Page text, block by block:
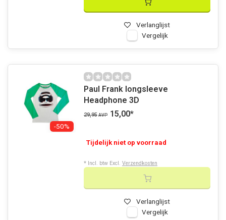
Verlanglijst
Vergelijk
-50%
Paul Frank longsleeve
Headphone 3D
29,95 AVP 15,00*
Tijdelijk niet op voorraad
Verlanglijst
Vergelijk
* Incl. btw Excl. Verzendkosten